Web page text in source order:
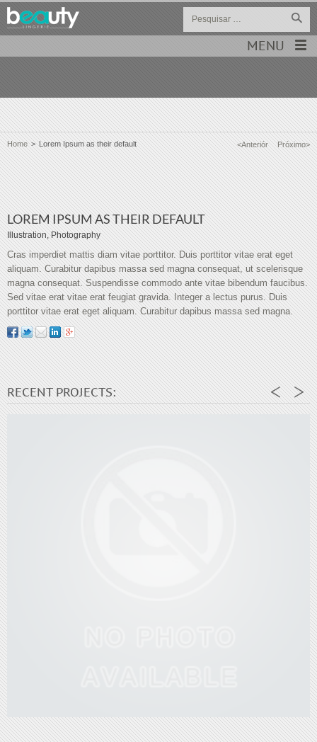
MENU
Home > Lorem Ipsum as their default <Anteriór Próximo>
LOREM IPSUM AS THEIR DEFAULT
Illustration, Photography
Cras imperdiet mattis diam vitae porttitor. Duis porttitor vitae erat eget
aliquam. Curabitur dapibus massa sed magna consequat, ut scelerisque
magna consequat. Suspendisse commodo ante vitae bibendum faucibus.
Sed vitae erat vitae erat feugiat gravida. Integer a lectus purus. Duis
porttitor vitae erat eget aliquam. Curabitur dapibus massa sed magna.
RECENT PROJECTS: